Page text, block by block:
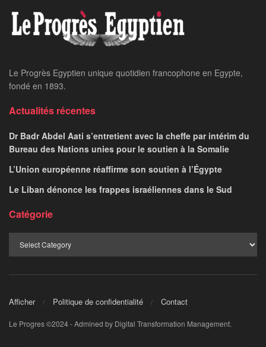
Le Progrès Egyptien unique quotidien francophone en Egypte,
fondé en 1893.
Actualités récentes
Dr Badr Abdel Aati s’entretient avec la cheffe par intérim du
Bureau des Nations unies pour le soutien à la Somalie
L’Union européenne réaffirme son soutien à l’Égypte
Le Liban dénonce les frappes israéliennes dans le Sud
Catégorie
Afficher Politique de confidentialité Contact
Le Progres ©2024 - Admined by Digital Transformation Management.